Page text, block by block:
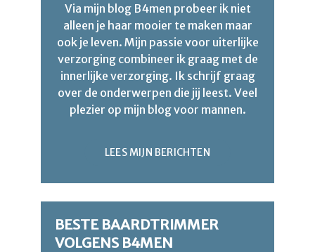
Via mijn blog B4men probeer ik niet
alleen je haar mooier te maken maar
ook je leven. Mijn passie voor uiterlijke
verzorging combineer ik graag met de
innerlijke verzorging. Ik schrijf graag
over de onderwerpen die jij leest. Veel
plezier op mijn blog voor mannen.
LEES MIJN BERICHTEN
BESTE BAARDTRIMMER
VOLGENS B4MEN